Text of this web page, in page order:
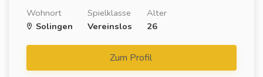
Wohnort
Solingen
Spielklasse
Vereinslos
Alter
26
Zum Profil